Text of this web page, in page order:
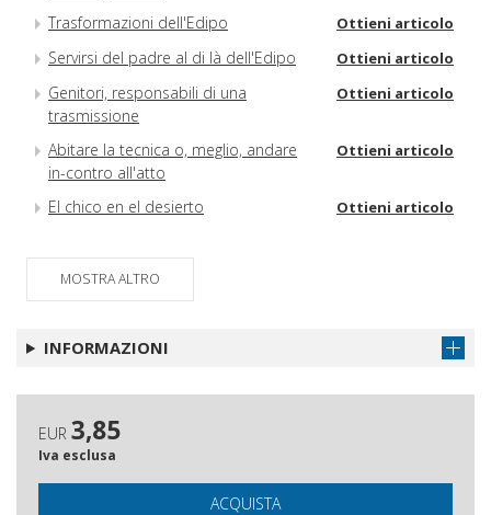
Trasformazioni dell'Edipo Ottieni articolo
Servirsi del padre al di là dell'Edipo Ottieni articolo
Genitori, responsabili di una
trasmissione
Ottieni articolo
Abitare la tecnica o, meglio, andare
in-contro all'atto
Ottieni articolo
El chico en el desierto Ottieni articolo
Il desiderio maschile e le sue
perversioni
MOSTRA ALTRO
INFORMAZIONI
EUR 3,85
Iva esclusa
ACQUISTA